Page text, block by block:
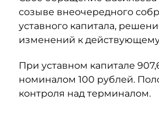
созыве внеочередного
уставного капитала,
изменений к действующему
При уставном капитале
номиналом 100 рублей.
контроля над терминалом.